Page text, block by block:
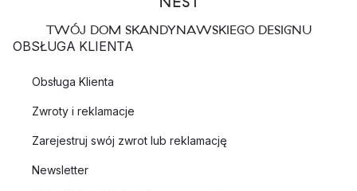
TWÓJ DOM SKANDYNAWSKIEGO DESIGNU
OBSŁUGA KLIENTA
Obsługa Klienta
Zwroty i reklamacje
Zarejestruj swój zwrot lub reklamację
Newsletter